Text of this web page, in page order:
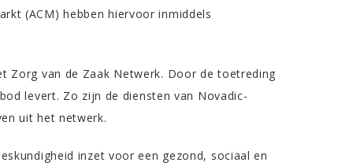
(ACM) hebben hiervoor inmiddels
Zorg van de Zaak Netwerk. Door de toetreding
levert. Zo zijn de diensten van Novadic-
uit het netwerk.
inzet voor een gezond, sociaal en